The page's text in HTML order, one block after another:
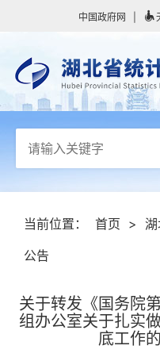
中国政府网
当前位置： 首页 >
公告
关于转发《国务院
组办公室关于扎实
底工作